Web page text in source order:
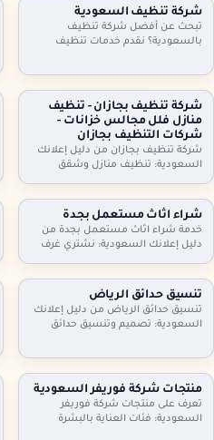
شركة تنظيف السعودية
تبحث عن أفضل شركة تنظيف
بالسعودية؟ نقدم خدمات تنظيف
تنافسية. اطلب خدمتك الآن!
شركة تنظيف بجازان - تنظيف
منازل فلل مجالس خزانات -
شركات التنظيف بجازان
شركة تنظيف بجازان من دليل إعلانك
السعودية: تنظيف منازل وشقق
وتعقيم الخزانات. خدمة مرنة وزيارات
دورية وعقود للمنشآت. اتصل الآن
لحجز الموعد.
شراء اثاث مستعمل بجدة
خدمة شراء اثاث مستعمل بجدة من
دليل إعلانك السعودية: نشتري غرف
وتقييم عادل، فك ونقل سريع،
واستلام فوري. تواصل الآن لتحديد
الموعد.
تنسيق حدائق الرياض
تنسيق حدائق الرياض من دليل إعلانك
السعودية: تصميم وتنسيق حدائق
بالتنقيط، شلالات ونوافير وصيانة
شهرية. اطلب معاينة وخطة تصميم
تناسب مساحتك
منتجات شركة فوريفر السعودية
تعرف على منتجات شركة فوريفر
السعودية: فئات العناية بالبشرة